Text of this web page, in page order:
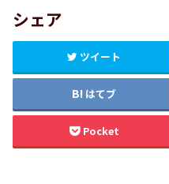
シェア
ツイート
はてブ
Pocket